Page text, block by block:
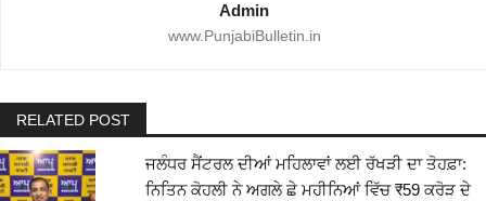
Admin
www.PunjabiBulletin.in
RELATED POST
ਜਲੰਧਰ ਸੈਂਟਰਲ ਦੀਆਂ ਮਹਿਲਾਵਾਂ ਲਈ ਰੱਖੜੀ ਦਾ ਤੋਹਫ਼ਾ:
ਨਿਤਿਨ ਕੋਹਲੀ ਨੇ ਅਗਲੇ ਛੇ ਮਹੀਨਿਆਂ ਵਿੱਚ ₹59 ਕਰੋੜ ਦੇ